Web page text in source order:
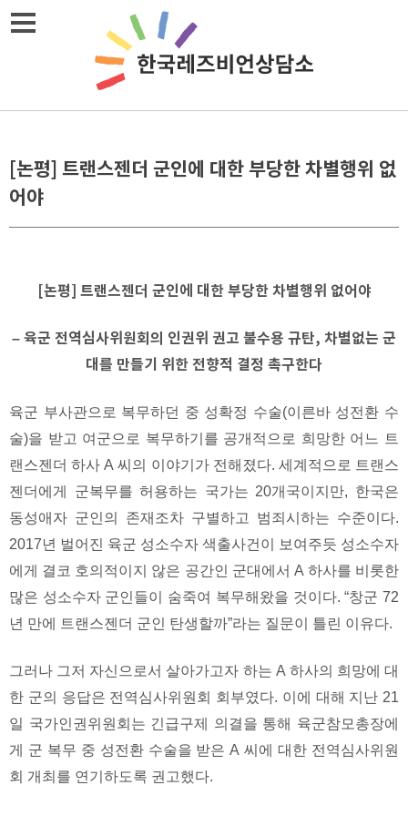
Skip
[논평] 트랜스젠더 군인에 대한 부당한 차별행위 없
어야
[논평] 트랜스젠더 군인에 대한 부당한 차별행위 없어야
–육군 전역심사위원회의 인권위 권고 불수용 규탄, 차별없는 군
대를 만들기 위한 전향적 결정 촉구한다
육군 부사관으로 복무하던 중 성확정 수술(이른바 성전환 수
술)을 받고 여군으로 복무하기를 공개적으로 희망한 어느 트
랜스젠더 하사 A 씨의 이야기가 전해졌다. 세계적으로 트랜스
젠더에게 군복무를 허용하는 국가는 20개국이지만, 한국은
동성애자 군인의 존재조차 구별하고 범죄시하는 수준이다.
2017년 벌어진 육군 성소수자 색출사건이 보여주듯 성소수자
에게 결코 호의적이지 않은 공간인 군대에서 A 하사를 비롯한
많은 성소수자 군인들이 숨죽여 복무해왔을 것이다. “창군 72
년 만에 트랜스젠더 군인 탄생할까”라는 질문이 틀린 이유다.
그러나 그저 자신으로서 살아가고자 하는 A 하사의 희망에 대
한 군의 응답은 전역심사위원회 회부였다. 이에 대해 지난 21
일 국가인권위원회는 긴급구제 의결을 통해 육군참모총장에
게 군 복무 중 성전환 수술을 받은 A 씨에 대한 전역심사위원
회 개최를 연기하도록 권고했다.